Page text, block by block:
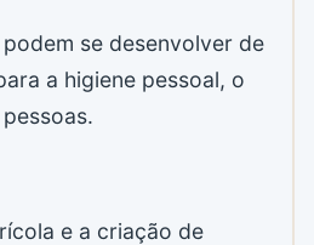
se desenvolver de
a higiene pessoal, o
e a criação de